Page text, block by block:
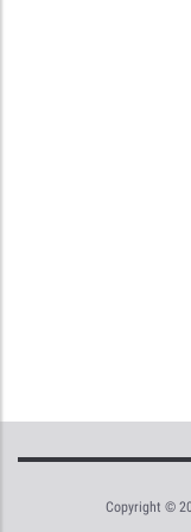
Copyright ©